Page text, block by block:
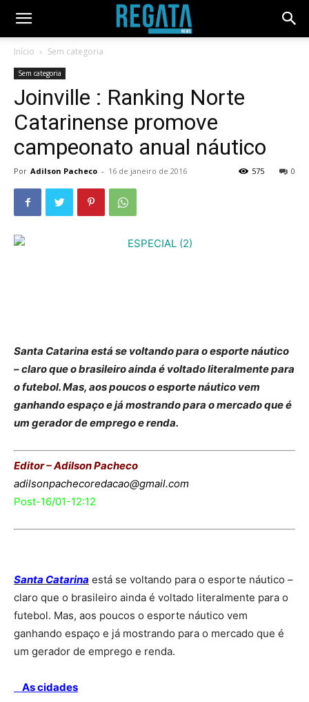
Início Sem categoria
Sem categoria
Joinville : Ranking Norte
Catarinense promove
campeonato anual náutico
Por Adilson Pacheco - 16 de janeiro de 2016 0
575
Santa Catarina está se voltando para o esporte náutico
– claro que o brasileiro ainda é voltado literalmente para
o futebol. Mas, aos poucos o esporte náutico vem
ganhando espaço e já mostrando para o mercado que é
um gerador de emprego e renda.
Editor – Adilson Pacheco
adilsonpachecoredacao@gmail.com
Post-16/01-12:12
Santa Catarina está se voltando para o esporte náutico –
claro que o brasileiro ainda é voltado literalmente para o
futebol. Mas, aos poucos o esporte náutico vem
ganhando espaço e já mostrando para o mercado que é
um gerador de emprego e renda.
As cidades